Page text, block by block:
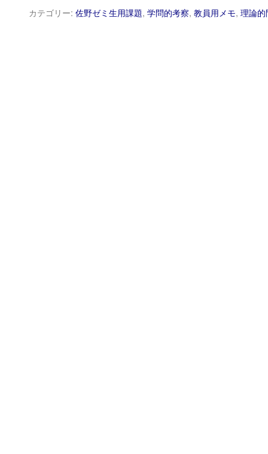
カテゴリー: 佐野ゼミ生用課題, 学問的考察, 教員用メモ, 理論的